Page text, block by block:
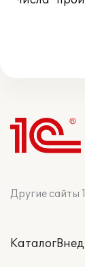
Другие сайты
Каталог